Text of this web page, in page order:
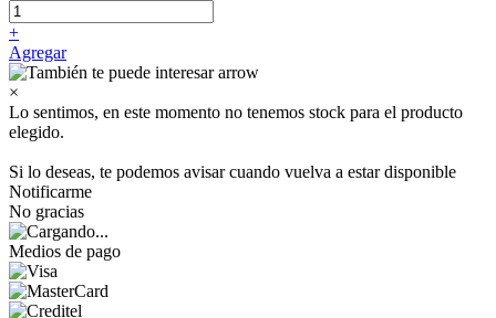
+
Agregar
×
Lo sentimos, en este momento no tenemos stock para el producto
elegido.
Si lo deseas, te podemos avisar cuando vuelva a estar disponible
Notificarme
No gracias
Medios de pago